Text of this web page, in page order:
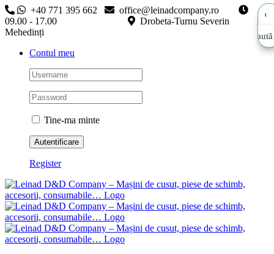
Skip
to
content
+40 771 395 662
office@leinadcompany.ro
09.00 - 17.00
Drobeta-Turnu Severin
Mehedinți
Contul meu
Tine-ma minte
Register
Caută
Caută